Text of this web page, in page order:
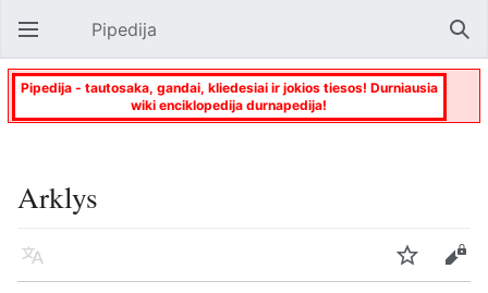
Atverti pagrindinį meniu Pipedija
Pipedija - tautosaka, gandai, kliedesiai ir jokios tiesos! Durniausia
wiki enciklopedija durnapedija!
Arklys
Kalba Stebėti
Keisti